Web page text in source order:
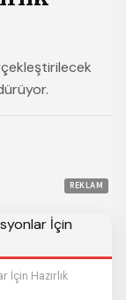
REKLAM
İçin Hazırlık